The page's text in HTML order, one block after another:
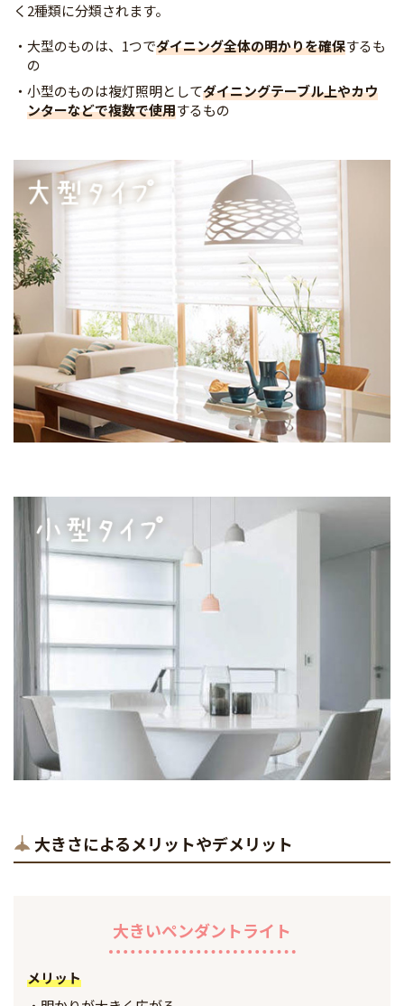
く2種類に分類されます。
大型のものは、1つでダイニング全体の明かりを確保するも
の
小型のものは複灯照明としてダイニングテーブル上やカウ
ンターなどで複数で使用するもの
大きさによるメリットやデメリット
大きいペンダントライト
メリット